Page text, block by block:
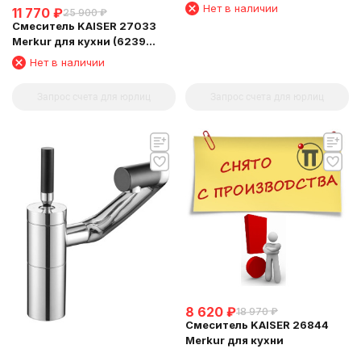
11 770 ₽25 900 ₽
Смеситель KAISER 27033
Merkur для кухни (6239
Картридж)
Нет в наличии
Нет в наличии
8 620 ₽18 970 ₽
Смеситель KAISER 26844
Merkur для кухни